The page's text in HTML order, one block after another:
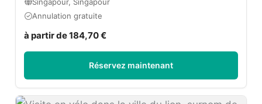
Singapour, Singapour
Annulation gratuite
à partir de 184,70 €
Réservez maintenant